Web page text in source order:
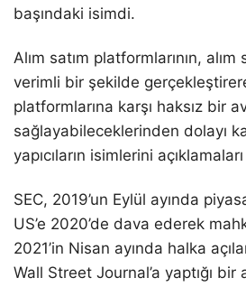
başındaki isimdi.
Alım satım platformlarının, alım
verimli bir şekilde
platformlarına karşı haksız bir
sağlayabileceklerinden dolayı
yapıcıların isimlerini
SEC, 2019’un Eylül ayında
US’e 2020’de dava ederek
2021’in Nisan ayında halka
Wall Street Journal’a yaptığı bir